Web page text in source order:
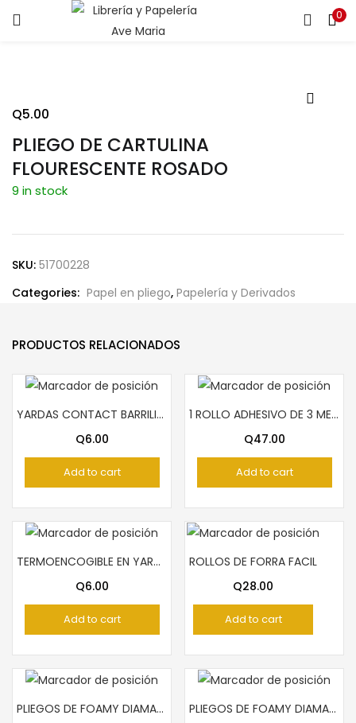
0
ENTRAR REGISTRARSE
PLIEGO DE CARTULINA
FLOURESCENTE ROSADO
Q5.00
9 in stock
SKU: 51700228
Categories: Papel en pliego, Papelería y Derivados
PRODUCTOS RELACIONADOS
YARDAS CONTACT BARRILITO TRANSPARENTE
Q6.00
Add to cart
1 ROLLO ADHESIVO DE 3 METROS TOP TEAM GLITER DORADO
Q47.00
Add to cart
TERMOENCOGIBLE EN YARDAS
Q6.00
Add to cart
ROLLOS DE FORRA FACIL
Q28.00
Add to cart
PLIEGOS DE FOAMY DIAMANTINA TURQUESA ARCO IRIS
PLIEGOS DE FOAMY DIAMANTINA CELESTES ARCOIRIS